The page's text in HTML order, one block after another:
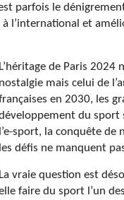
parfois le
l’international et
L’héritage de Paris 2024
nostalgie mais celui de
en 2030, les
du sport
l’e-sport, la conquête
les défis ne manquent
La vraie question est
faire du sport l’un